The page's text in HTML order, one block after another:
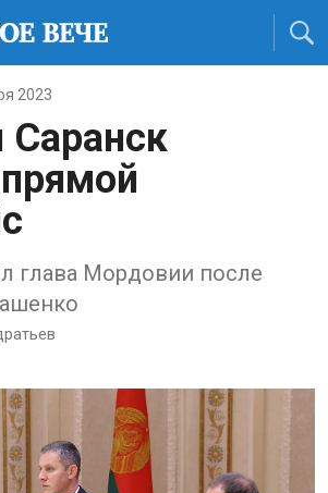
2023
глава Мордовии после